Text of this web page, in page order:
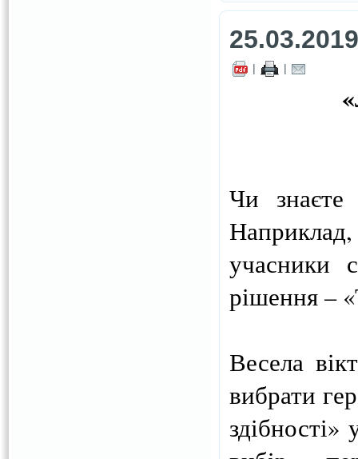
25.03.2019
| |
Чи знаєте
учасники
рішення –
Весела
вибрати